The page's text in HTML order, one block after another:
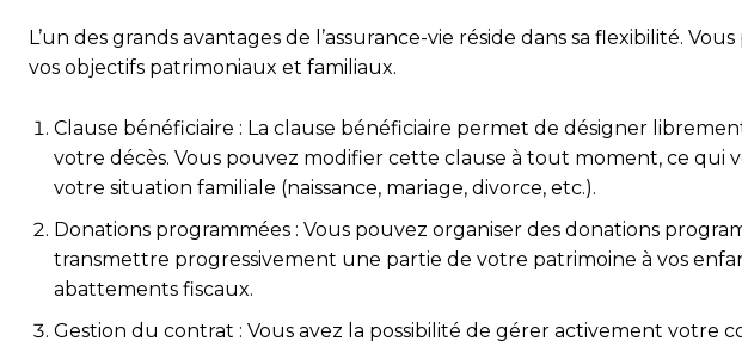
L’un des grands avantages de l’assurance-vie réside dans sa flexibilité.
vos objectifs patrimoniaux et familiaux.
Clause bénéficiaire : La clause bénéficiaire permet de désigner
votre décès. Vous pouvez modifier cette clause à tout moment, ce qui
votre situation familiale (naissance, mariage, divorce, etc.).
Donations programmées : Vous pouvez organiser des donations
transmettre progressivement une partie de votre patrimoine à vos
abattements fiscaux.
Gestion du contrat : Vous avez la possibilité de gérer activement votre